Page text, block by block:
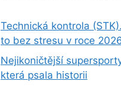
Technická kontrola
to bez stresu v roce
Nejikoničtější
která psala historii